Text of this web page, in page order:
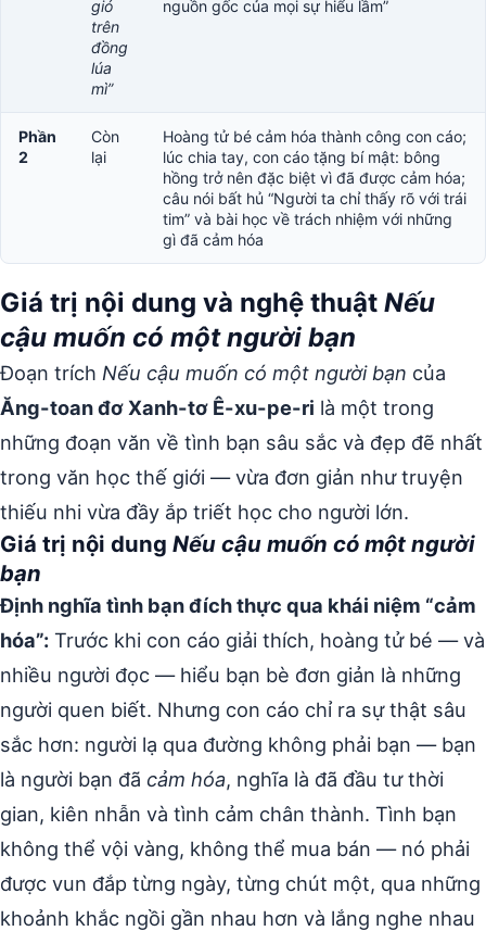
gió
trên
đồng
lúa
mì”
nguồn gốc của mọi sự hiểu lầm”
Phần
2
Còn
lại
Hoàng tử bé cảm hóa thành công con cáo;
lúc chia tay, con cáo tặng bí mật: bông
hồng trở nên đặc biệt vì đã được cảm hóa;
câu nói bất hủ “Người ta chỉ thấy rõ với trái
tim” và bài học về trách nhiệm với những
gì đã cảm hóa
Giá trị nội dung và nghệ thuật Nếu
cậu muốn có một người bạn
Đoạn trích Nếu cậu muốn có một người bạn của
Ăng-toan đơ Xanh-tơ Ê-xu-pe-ri là một trong
những đoạn văn về tình bạn sâu sắc và đẹp đẽ nhất
trong văn học thế giới — vừa đơn giản như truyện
thiếu nhi vừa đầy ắp triết học cho người lớn.
Giá trị nội dung Nếu cậu muốn có một người
bạn
Định nghĩa tình bạn đích thực qua khái niệm “cảm
hóa”: Trước khi con cáo giải thích, hoàng tử bé — và
nhiều người đọc — hiểu bạn bè đơn giản là những
người quen biết. Nhưng con cáo chỉ ra sự thật sâu
sắc hơn: người lạ qua đường không phải bạn — bạn
là người bạn đã cảm hóa, nghĩa là đã đầu tư thời
gian, kiên nhẫn và tình cảm chân thành. Tình bạn
không thể vội vàng, không thể mua bán — nó phải
được vun đắp từng ngày, từng chút một, qua những
khoảnh khắc ngồi gần nhau hơn và lắng nghe nhau